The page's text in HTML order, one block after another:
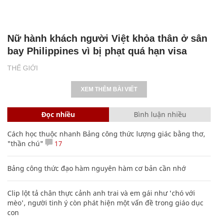
THẾ GIỚI
Nữ hành khách người Việt khỏa thân ở sân
bay Philippines vì bị phạt quá hạn visa
XEM THÊM BÀI VIẾT
Đọc nhiều Bình luận nhiều
Cách học thuộc nhanh Bảng công thức lượng giác bằng thơ,
"thần chú"
17
Bảng công thức đạo hàm nguyên hàm cơ bản cần nhớ
Clip lột tả chân thực cảnh anh trai và em gái như 'chó với
mèo', người tinh ý còn phát hiện một vấn đề trong giáo dục
con